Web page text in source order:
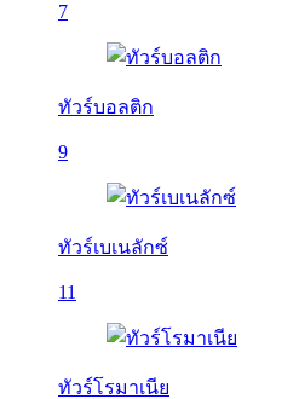
7
ทัวร์บอลติก
9
ทัวร์เบเนลักซ์
11
ทัวร์โรมาเนีย